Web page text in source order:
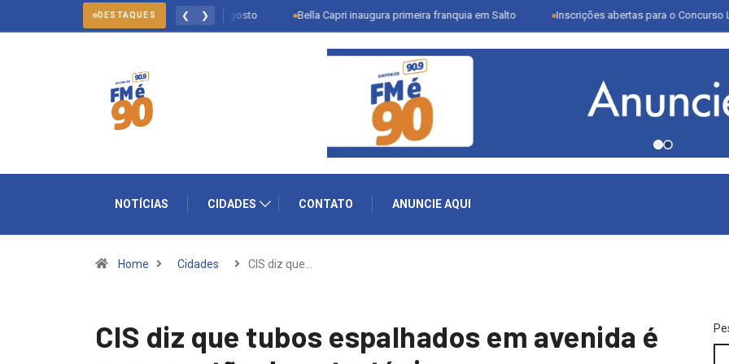
DESTAQUES ❮ ❯
de Salto vai até 31 de agosto Bella Capri inaugura primeira franquia em Salto Inscrições abertas para o Concurso Literário
NOTÍCIAS CIDADES CONTATO ANUNCIE AQUI
Home Cidades CIS diz que…
CIS diz que tubos espalhados em avenida é